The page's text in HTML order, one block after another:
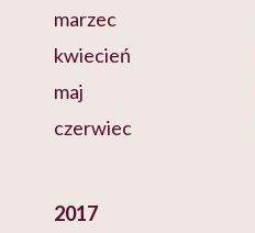
marzec
kwiecień
maj
czerwiec
2017